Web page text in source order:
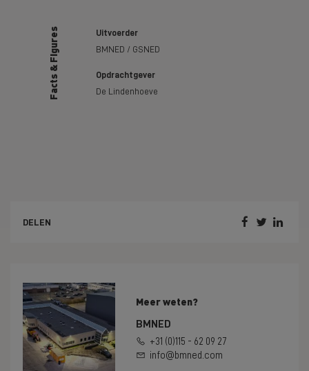
Facts & Figures
Uitvoerder
BMNED / GSNED
Opdrachtgever
De Lindenhoeve
DELEN   
Meer weten?
BMNED
+31 (0)115 - 62 09 27
info@bmned.com